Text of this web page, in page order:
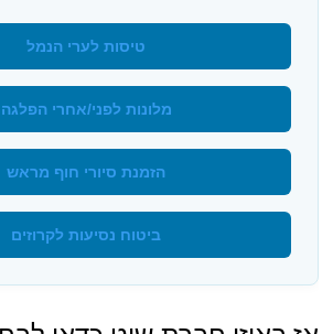
טיסות לערי הנמל
מלונות לפני/אחרי הפלגה
הזמנת סיורי חוף מראש
ביטוח נסיעות לקרוזים